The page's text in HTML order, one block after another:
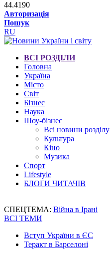
44.4190
Авторизація
Пошук
RU
ВСІ РОЗДІЛИ
Головна
Україна
Місто
Світ
Бізнес
Наука
Шоу-бізнес
Всі новини розділу
Культура
Кіно
Музика
Спорт
Lifestyle
БЛОГИ ЧИТАЧІВ
СПЕЦТЕМА: Війна в Ірані
ВСІ ТЕМИ
Вступ України в ЄС
Теракт в Барселоні